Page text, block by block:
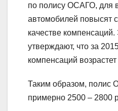
по полису ОСАГО, для
автомобилей повысят
качестве
утверждают, что за
компенсаций
Таким образом, полис
примерно 2500 – 2800